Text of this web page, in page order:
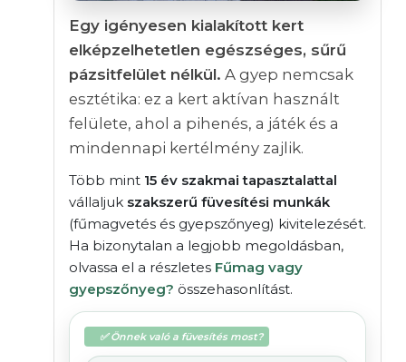
Egy igényesen kialakított kert
elképzelhetetlen egészséges, sűrű
pázsitfelület nélkül. A gyep nemcsak
esztétika: ez a kert aktívan használt
felülete, ahol a pihenés, a játék és a
mindennapi kertélmény zajlik.
Több mint 15 év szakmai tapasztalattal
vállaljuk szakszerű füvesítési munkák
(fűmagvetés és gyepszőnyeg) kivitelezését.
Ha bizonytalan a legjobb megoldásban,
olvassa el a részletes Fűmag vagy
gyepszőnyeg? összehasonlítást.
✅ Önnek való a füvesítés most?